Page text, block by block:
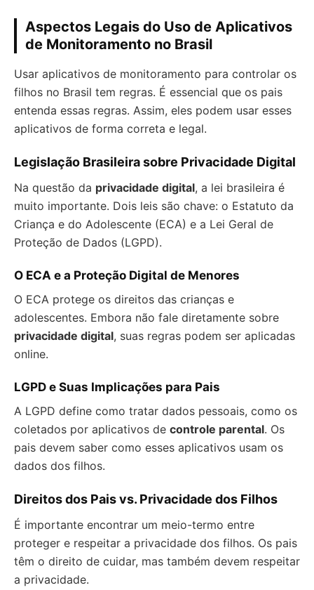
Aspectos Legais do Uso de Aplicativos
de Monitoramento no Brasil
Usar aplicativos de monitoramento para controlar os
filhos no Brasil tem regras. É essencial que os pais
entenda essas regras. Assim, eles podem usar esses
aplicativos de forma correta e legal.
Legislação Brasileira sobre Privacidade Digital
Na questão da privacidade digital, a lei brasileira é
muito importante. Dois leis são chave: o Estatuto da
Criança e do Adolescente (ECA) e a Lei Geral de
Proteção de Dados (LGPD).
O ECA e a Proteção Digital de Menores
O ECA protege os direitos das crianças e
adolescentes. Embora não fale diretamente sobre
privacidade digital, suas regras podem ser aplicadas
online.
LGPD e Suas Implicações para Pais
A LGPD define como tratar dados pessoais, como os
coletados por aplicativos de controle parental. Os
pais devem saber como esses aplicativos usam os
dados dos filhos.
Direitos dos Pais vs. Privacidade dos Filhos
É importante encontrar um meio-termo entre
proteger e respeitar a privacidade dos filhos. Os pais
têm o direito de cuidar, mas também devem respeitar
a privacidade.